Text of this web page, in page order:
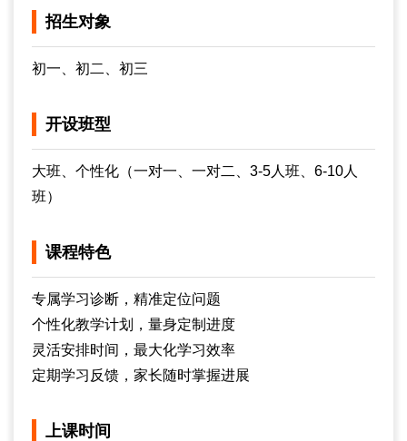
招生对象
初一、初二、初三
开设班型
大班、个性化（一对一、一对二、3-5人班、6-10人
班）
课程特色
专属学习诊断，精准定位问题
个性化教学计划，量身定制进度
灵活安排时间，最大化学习效率
定期学习反馈，家长随时掌握进展
上课时间